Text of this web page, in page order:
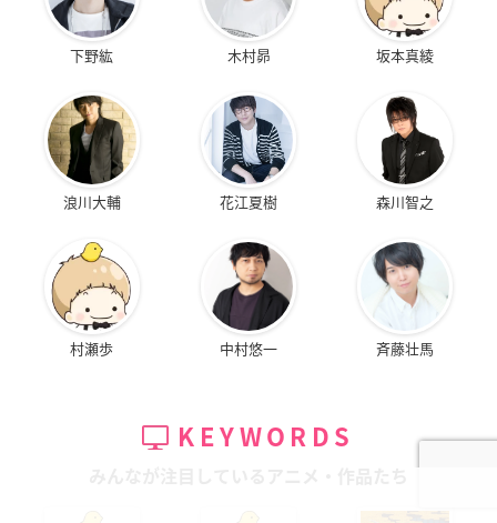
下野紘 木村昴 坂本真綾
浪川大輔 花江夏樹 森川智之
村瀬歩 中村悠一 斉藤壮馬
KEYWORDS